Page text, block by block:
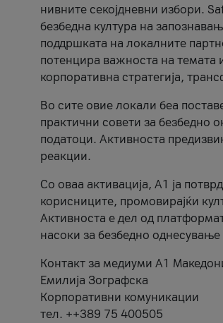
нивните секојдневни избори.
безбедна култура на
поддршката на локалните
потенцира важноста на темата
корпоративна стратегија,
Во сите овие локали беа
практични совети за безбедно
податоци. Активноста
реакции.
Со оваа активација, А1 ја
корисниците, промовирајќи
Активноста е дел од
насоки за безбедно однесување
Контакт за медиуми А1
Емилија Зографска
Корпоративни комуникации
тел. ++389 75 400505